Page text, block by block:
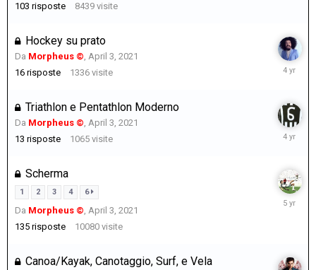
103 risposte 8439 visite
Hockey su prato
Da Morpheus ©, April 3, 2021
16 risposte 1336 visite
August
Triathlon e Pentathlon Moderno
Da Morpheus ©, April 3, 2021
13 risposte 1065 visite
August
Scherma
1 2 3 4 6
Da Morpheus ©, April 3, 2021
135 risposte 10080 visite
August
Canoa/Kayak, Canotaggio, Surf, e Vela